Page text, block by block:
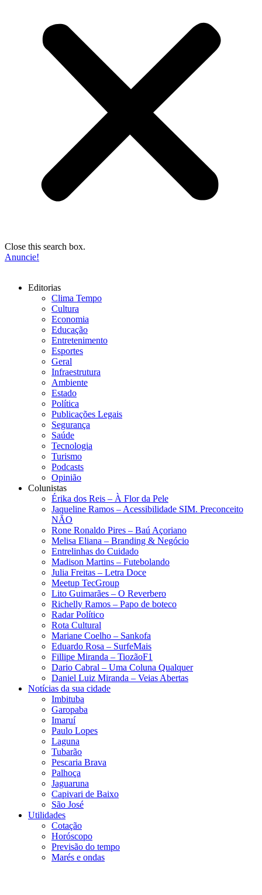
Close this search box.
Anuncie!
Editorias
Clima Tempo
Cultura
Economia
Educação
Entretenimento
Esportes
Geral
Infraestrutura
Ambiente
Estado
Política
Publicações Legais
Segurança
Saúde
Tecnologia
Turismo
Podcasts
Opinião
Colunistas
Érika dos Reis​ – À Flor da Pele
Jaqueline Ramos – Acessibilidade SIM. Preconceito
NÃO
Rone Ronaldo Pires – Baú Açoriano
Melisa Eliana – Branding & Negócio
Entrelinhas do Cuidado
Madison Martins – Futebolando
Julia Freitas​ – Letra Doce
Meetup TecGroup
Lito Guimarães – O Reverbero
Richelly Ramos​ – Papo de boteco
Radar Político
Rota Cultural
Mariane Coelho – Sankofa
Eduardo Rosa​ – SurfeMais
Fillipe Miranda – TiozãoF1
Dario Cabral – Uma Coluna Qualquer
Daniel Luiz Miranda – Veias Abertas
Notícias da sua cidade
Imbituba
Garopaba
Imaruí
Paulo Lopes
Laguna
Tubarão
Pescaria Brava
Palhoça
Jaguaruna
Capivari de Baixo
São José
Utilidades
Cotação
Horóscopo
Previsão do tempo
Marés e ondas